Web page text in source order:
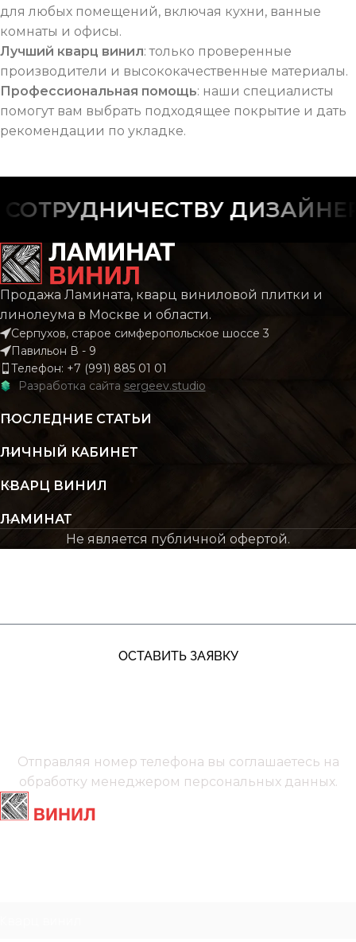
для любых помещений, включая кухни, ванные
комнаты и офисы.
Лучший кварц винил: только проверенные
производители и высококачественные материалы.
Профессиональная помощь: наши специалисты
помогут вам выбрать подходящее покрытие и дать
рекомендации по укладке.
Продажа Ламината, кварц виниловой плитки и
линолеума в Москве и области.
Серпухов, старое симферопольское шоссе 3
Павильон В - 9
Телефон: +7 (991) 885 01 01
Разработка сайта sergeev.studio
ПОСЛЕДНИЕ СТАТЬИ
ЛИЧНЫЙ КАБИНЕТ
КВАРЦ ВИНИЛ
ЛАМИНАТ
Не является публичной офертой.
ОСТАВИТЬ ЗАЯВКУ
Отправляя номер телефона вы соглашаетесь на
обработку менеджером персональных данных.